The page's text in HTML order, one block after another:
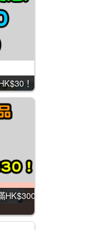
！
HK$300